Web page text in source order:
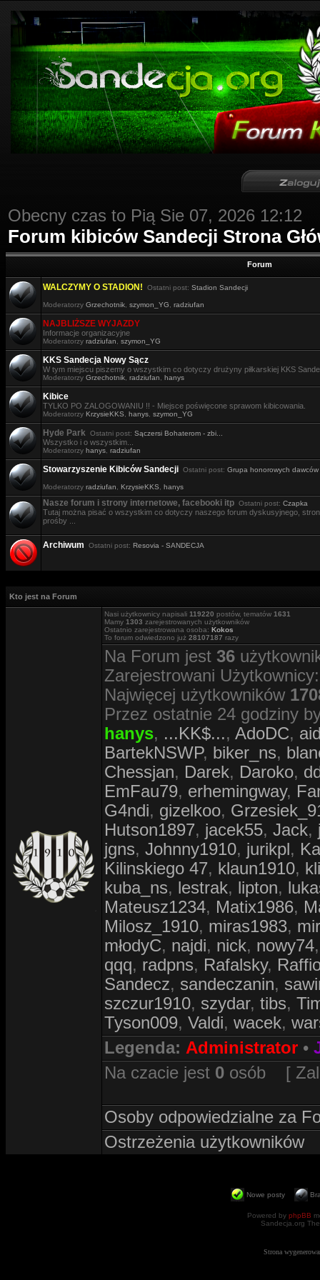
Obecny czas to Pią Sie 07, 2026 12:12
Forum kibiców Sandecji Strona
Forum
WALCZYMY O STADION! Ostatni post: Stadion Sandecji
Moderatorzy Grzechotnik szymon_YG radziufan
NAJBLIŻSZE WYJAZDY
Informacje organizacyjne
Moderatorzy radziufan szymon_YG
KKS Sandecja Nowy Sącz
W tym miejscu piszemy o wszystkim co dotyczy drużyny piłkarskiej KKS
Moderatorzy Grzechotnik radziufan hanys
Kibice
TYLKO PO ZALOGOWANIU !! - Miejsce poświęcone sprawom kibicowania.
Moderatorzy KrzysieKKS hanys szymon_YG
Hyde Park Ostatni post: Sączersi Bohaterom - zbi...
Wszystko i o wszystkim...
Moderatorzy hanys radziufan
Stowarzyszenie Kibiców Sandecji Ostatni post: Grupa honorowych dawców
Moderatorzy radziufan KrzysieKKS hanys
Nasze forum i strony internetowe, facebooki itp Ostatni post: Czapka
Tutaj można pisać o wszystkim co dotyczy naszego forum dyskusyjnego,
prośby ...
Archiwum Ostatni post: Resovia - SANDECJA
Kto jest na Forum
Nasi użytkownicy napisali 119220 postów, tematów 1631
Mamy 1303 zarejestrowanych użytkowników
Ostatnio zarejestrowana osoba: Kokos
To forum odwiedzono już 28107187 razy
Na Forum jest 36
Zarejestrowani
Najwięcej użytkowników
Przez ostatnie 24 godziny
hanys, ...KK$..., AdoDC,
BartekNSWP, biker_ns,
Chessjan, Darek, Daroko,
EmFau79, erhemingway,
G4ndi, gizelkoo,
Hutson1897, jacek55, Jack,
jgns, Johnny1910, jurikpl,
Kilinskiego 47, klaun1910,
kuba_ns, lestrak, lipton,
Mateusz1234, Matix1986,
Milosz_1910, miras1983,
młodyC, najdi, nick, nowy74
qqq, radpns, Rafalsky,
Sandecz, sandeczanin,
szczur1910, szydar, tibs,
Tyson009, Valdi, wacek,
Legenda: Administrator •
Na czacie jest 0 osób [
Osoby odpowiedzialne za
Ostrzeżenia użytkowników
Nowe posty
Powered by phpBB
Sandecja.org
Strona